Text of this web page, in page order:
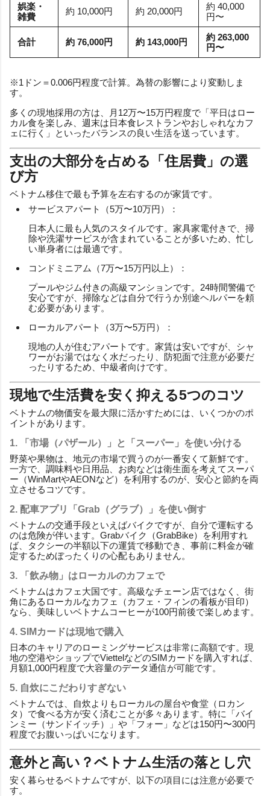
娯楽・
雑費
約 10,000円 約 20,000円
約 40,000
円〜
合計 約 76,000円 約 143,000円
約 263,000
円〜
※1ドン＝0.006円程度で計算。為替の影響により変動しま
す。
多くの現地採用の方は、月12万〜15万円程度で「平日はロー
カル食を楽しみ、週末は日本食レストランやおしゃれなカフ
ェに行く」といったバランスの良い生活を送っています。
支出の大部分を占める「住居費」の選
び方
ベトナム移住で最も予算を左右するのが家賃です。
サービスアパート（5万〜10万円）：
日本人に最も人気のスタイルです。家具家電付きで、掃
除や洗濯サービスが含まれていることが多いため、忙し
い単身者には最適です。
コンドミニアム（7万〜15万円以上）：
プールやジム付きの高級マンションです。24時間警備で
安心ですが、掃除などは自分で行うか別途ヘルパーを頼
む必要があります。
ローカルアパート（3万〜5万円）：
現地の人が住むアパートです。家賃は安いですが、シャ
ワーがお湯ではなく水だったり、防犯面で注意が必要だ
ったりするため、中級者向けです。
現地で生活費を安く抑える5つのコツ
ベトナムの物価安を最大限に活かすためには、いくつかのポ
イントがあります。
1. 「市場（パザール）」と「スーパー」を使い分ける
野菜や果物は、地元の市場で買うのが一番安くて新鮮です。
一方で、調味料や日用品、お肉などは衛生面を考えてスーパ
ー（WinMartやAEONなど）を利用するのが、安心と節約を両
立させるコツです。
2. 配車アプリ「Grab（グラブ）」を使い倒す
ベトナムの交通手段といえばバイクですが、自分で運転する
のは危険が伴います。Grabバイク（GrabBike）を利用すれ
ば、タクシーの半額以下の運賃で移動でき、事前に料金が確
定するためぼったくりの心配もありません。
3. 「飲み物」はローカルのカフェで
ベトナムはカフェ大国です。高級なチェーン店ではなく、街
角にあるローカルなカフェ（カフェ・フィンの看板が目印）
なら、美味しいベトナムコーヒーが100円前後で楽しめます。
4. SIMカードは現地で購入
日本のキャリアのローミングサービスは非常に高額です。現
地の空港やショップでViettelなどのSIMカードを購入すれば、
月額1,000円程度で大容量のデータ通信が可能です。
5. 自炊にこだわりすぎない
ベトナムでは、自炊よりもローカルの屋台や食堂（ロカン
タ）で食べる方が安く済むことが多々あります。特に「バイ
ンミー（サンドイッチ）」や「フォー」などは150円〜300円
程度でお腹いっぱいになります。
意外と高い？ベトナム生活の落とし穴
安く暮らせるベトナムですが、以下の項目には注意が必要で
す。